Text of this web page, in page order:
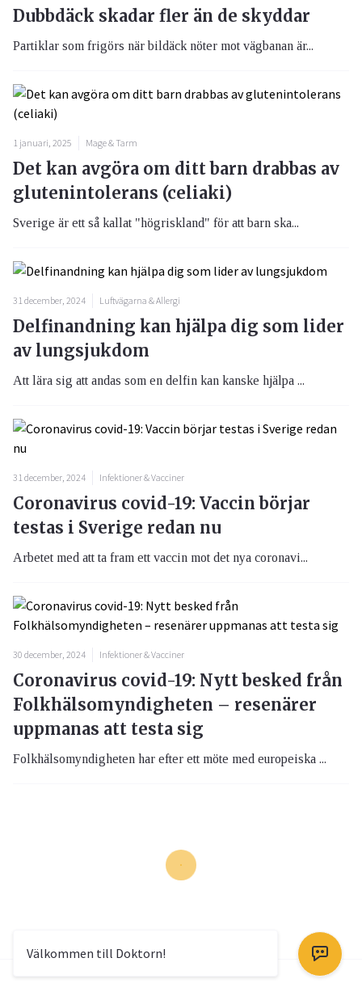
Dubbdäck skadar fler än de skyddar
Partiklar som frigörs när bildäck nöter mot vägbanan är...
1 januari, 2025 Mage & Tarm
Det kan avgöra om ditt barn drabbas av
glutenintolerans (celiaki)
Sverige är ett så kallat "högriskland" för att barn ska...
31 december, 2024 Luftvägarna & Allergi
Delfinandning kan hjälpa dig som lider
av lungsjukdom
Att lära sig att andas som en delfin kan kanske hjälpa ...
31 december, 2024 Infektioner & Vacciner
Coronavirus covid-19: Vaccin börjar
testas i Sverige redan nu
Arbetet med att ta fram ett vaccin mot det nya coronavi...
30 december, 2024 Infektioner & Vacciner
Coronavirus covid-19: Nytt besked från
Folkhälsomyndigheten – resenärer
uppmanas att testa sig
Folkhälsomyndigheten har efter ett möte med europeiska ...
Välkommen till Doktorn!